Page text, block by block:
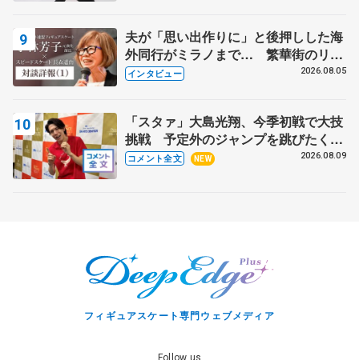
夫が「思い出作りに」と後押しした海
外同行がミラノまで… 繁華街のリン
クでは不良のお兄さんも味方に 小林
インタビュー 2026.08.05
「スタァ」大島光翔、今季初戦で大技
挑戦 予定外のジャンプを跳びたくな
った理由とは… 【関東サマートロフ
コメント全文 NEW 2026.08.09
フィギュアスケート専門ウェブメディア
Follow us